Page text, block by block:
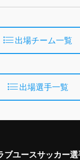
出場チーム一覧
出場選手一覧
ブユースサッカー